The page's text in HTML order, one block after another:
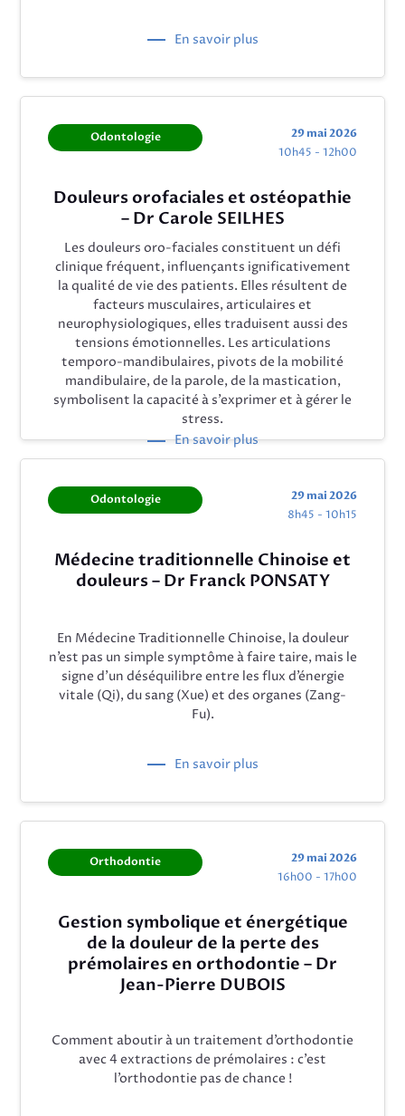
En savoir plus
Odontologie 29 mai 2026
10h45 - 12h00
Douleurs orofaciales et ostéopathie
– Dr Carole SEILHES
Les douleurs oro-faciales constituent un défi
clinique fréquent, influençants ignificativement
la qualité de vie des patients. Elles résultent de
facteurs musculaires, articulaires et
neurophysiologiques, elles traduisent aussi des
tensions émotionnelles. Les articulations
temporo-mandibulaires, pivots de la mobilité
mandibulaire, de la parole, de la mastication,
symbolisent la capacité à s’exprimer et à gérer le
stress.
En savoir plus
Odontologie 29 mai 2026
8h45 - 10h15
Médecine traditionnelle Chinoise et
douleurs – Dr Franck PONSATY
En Médecine Traditionnelle Chinoise, la douleur
n’est pas un simple symptôme à faire taire, mais le
signe d’un déséquilibre entre les flux d’énergie
vitale (Qi), du sang (Xue) et des organes (Zang-
Fu).
En savoir plus
Orthodontie 29 mai 2026
16h00 - 17h00
Gestion symbolique et énergétique
de la douleur de la perte des
prémolaires en orthodontie – Dr
Jean-Pierre DUBOIS
Comment aboutir à un traitement d’orthodontie
avec 4 extractions de prémolaires : c’est
l’orthodontie pas de chance !